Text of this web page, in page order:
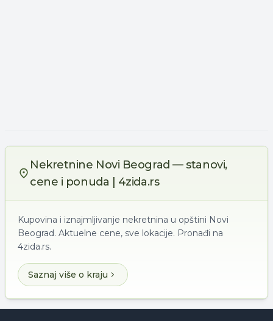
Nekretnine Novi Beograd — stanovi,
cene i ponuda | 4zida.rs
Kupovina i iznajmljivanje nekretnina u opštini Novi
Beograd. Aktuelne cene, sve lokacije. Pronađi na
4zida.rs.
Saznaj više o kraju